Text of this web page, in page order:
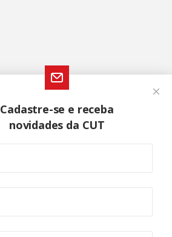
Cadastre-se e receba
novidades da CUT